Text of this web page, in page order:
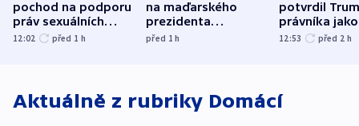
pochod na podporu
práv sexuálních
menšin
12:02 před 1 h
na maďarského
prezidenta
bývalého šéfa
před 1h
potvrdil
právníka jako
ministra
12:53 před 2 h
Aktuálně z rubriky Domácí